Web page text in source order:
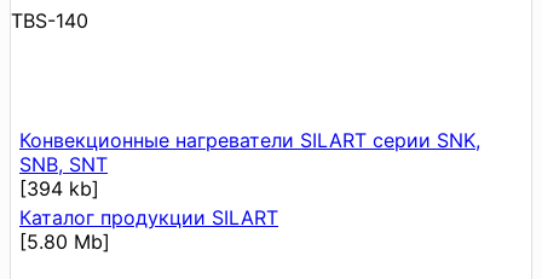
TBS-140
Конвекционные нагреватели SILART серии SNK,
SNB, SNT
[394 kb]
Каталог продукции SILART
[5.80 Mb]